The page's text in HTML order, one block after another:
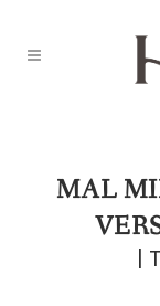
MAL
|